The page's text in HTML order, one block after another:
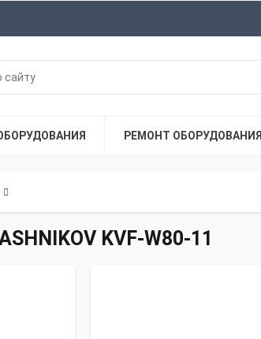
РЕМОНТ ОБОРУДОВАНИЯ
KVF-W80-11